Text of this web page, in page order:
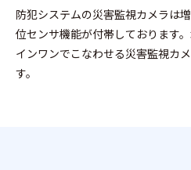
防犯システムの災害監視カメラは
位センサ機能が付帯しております
インワンでこなわせる災害監視カ
す。